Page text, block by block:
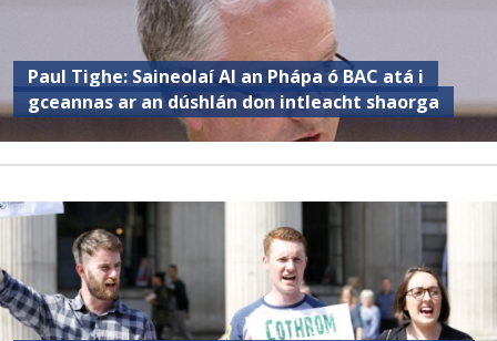
Paul Tighe: Saineolaí AI an Phápa ó BAC atá i
gceannas ar an dúshlán don intleacht shaorga